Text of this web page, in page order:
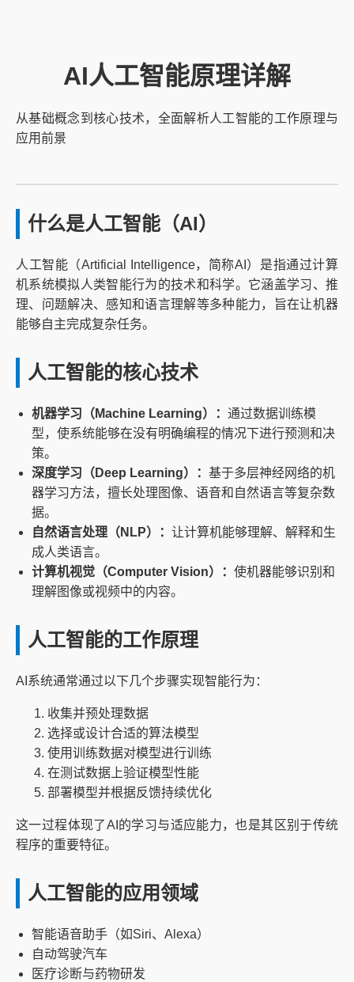
AI人工智能原理详解
从基础概念到核心技术，全面解析人工智能的工作原理与
应用前景
什么是人工智能（AI）
人工智能（Artificial Intelligence，简称AI）是指通过计算
机系统模拟人类智能行为的技术和科学。它涵盖学习、推
理、问题解决、感知和语言理解等多种能力，旨在让机器
能够自主完成复杂任务。
人工智能的核心技术
机器学习（Machine Learning）： 通过数据训练模
型，使系统能够在没有明确编程的情况下进行预测和决
策。
深度学习（Deep Learning）： 基于多层神经网络的机
器学习方法，擅长处理图像、语音和自然语言等复杂数
据。
自然语言处理（NLP）： 让计算机能够理解、解释和生
成人类语言。
计算机视觉（Computer Vision）： 使机器能够识别和
理解图像或视频中的内容。
人工智能的工作原理
AI系统通常通过以下几个步骤实现智能行为：
收集并预处理数据
选择或设计合适的算法模型
使用训练数据对模型进行训练
在测试数据上验证模型性能
部署模型并根据反馈持续优化
这一过程体现了AI的学习与适应能力，也是其区别于传统
程序的重要特征。
人工智能的应用领域
智能语音助手（如Siri、Alexa）
自动驾驶汽车
医疗诊断与药物研发